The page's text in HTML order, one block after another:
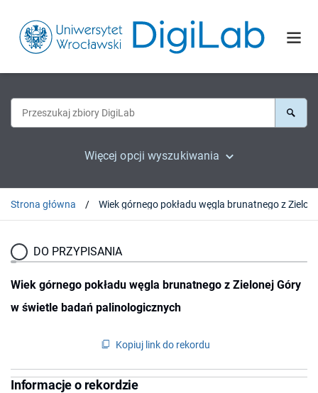
Więcej opcji wyszukiwania
Strona główna
DO PRZYPISANIA
Wiek górnego pokładu węgla brunatnego z Zielonej Góry
w świetle badań palinologicznych
Kopiuj link do rekordu
Informacje o rekordzie